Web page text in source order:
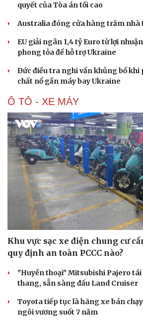
quyết của Tòa án tối cao
Australia đóng cửa hàng trăm nhà
EU giải ngân 1,4 tỷ Euro từ lợi
phong tỏa để hỗ trợ Ukraine
Đức điều tra nghi vấn khủng bố khi
chất nổ gần máy bay Ukraine
Ô TÔ - XE MÁY
Khu vực sạc xe điện chung cư
quy định an toàn PCCC nào?
"Huyền thoại" Mitsubishi Pajero
thang, sẵn sàng đấu Land Cruiser
Toyota tiếp tục là hãng xe bán
ngôi vương suốt 7 năm